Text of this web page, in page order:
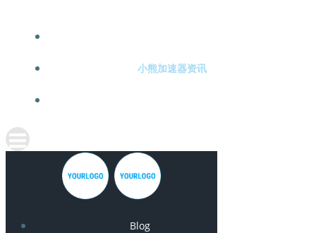
小熊加速器资讯
Blog